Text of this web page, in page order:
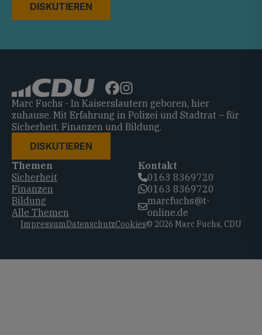
DISKUTIEREN
Marc Fuchs - In Kaiserslautern geboren, hier
zuhause. Mit Erfahrung in Polizei und Stadtrat – für
Sicherheit, Finanzen und Bildung.
DISKUTIEREN
Themen
Sicherheit
Finanzen
Bildung
Alle Themen
Kontakt
0163 8369720‬
0163 8369720‬
marcfuchs@t-
online.de
ImpressumDatenschutzCookies© 2026 Marc Fuchs, CDU